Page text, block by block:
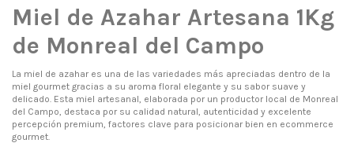
Miel de Azahar Artesana 1Kg
de Monreal del Campo
La miel de azahar es una de las variedades más apreciadas dentro de la
miel gourmet gracias a su aroma floral elegante y su sabor suave y
delicado. Esta miel artesanal, elaborada por un productor local de Monreal
del Campo, destaca por su calidad natural, autenticidad y excelente
percepción premium, factores clave para posicionar bien en ecommerce
gourmet.